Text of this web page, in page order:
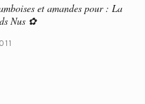
et amandes pour : La
Nus ✿